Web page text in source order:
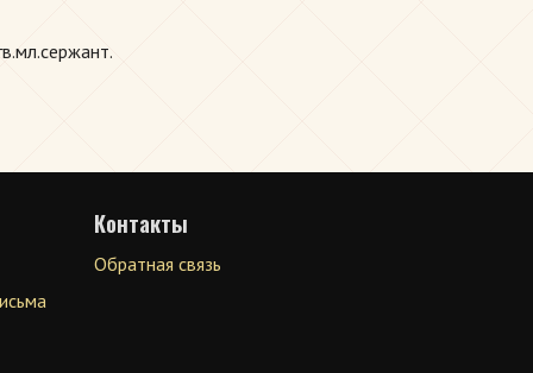
Контакты
Обратная связь